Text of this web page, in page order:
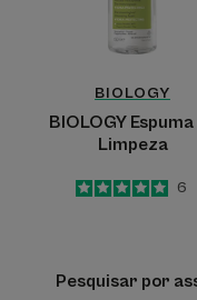
BIOLOGY
BIOLOGY Espuma
Limpeza
5
/5
6
Pesquisar por